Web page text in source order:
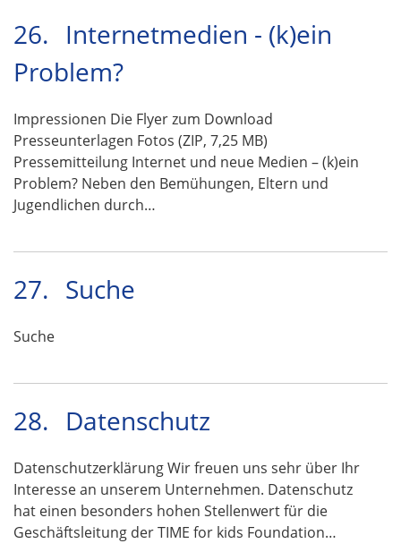
26. Internetmedien - (k)ein
Problem?
Impressionen Die Flyer zum Download
Presseunterlagen Fotos (ZIP, 7,25 MB)
Pressemitteilung Internet und neue Medien – (k)ein
Problem? Neben den Bemühungen, Eltern und
Jugendlichen durch…
27. Suche
Suche
28. Datenschutz
Datenschutzerklärung Wir freuen uns sehr über Ihr
Interesse an unserem Unternehmen. Datenschutz
hat einen besonders hohen Stellenwert für die
Geschäftsleitung der TIME for kids Foundation…